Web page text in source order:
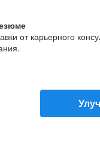
от карьерного